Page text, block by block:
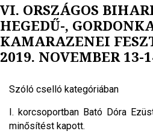
VI. ORSZÁGOS
HEGEDŰ-,
KAMARAZENEI
2019. NOVEMBER 13-
Szóló cselló kategóriában
I. korcsoportban Bató Dóra
minősítést kapott.